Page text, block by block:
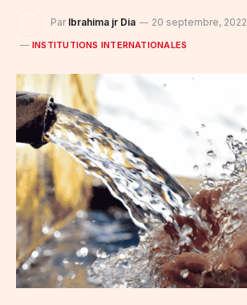
Par Ibrahima jr Dia 20 septembre, 2022
INSTITUTIONS INTERNATIONALES